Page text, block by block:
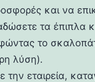
και να
τα έπιπλα
το
λύση).
την εταιρεία,